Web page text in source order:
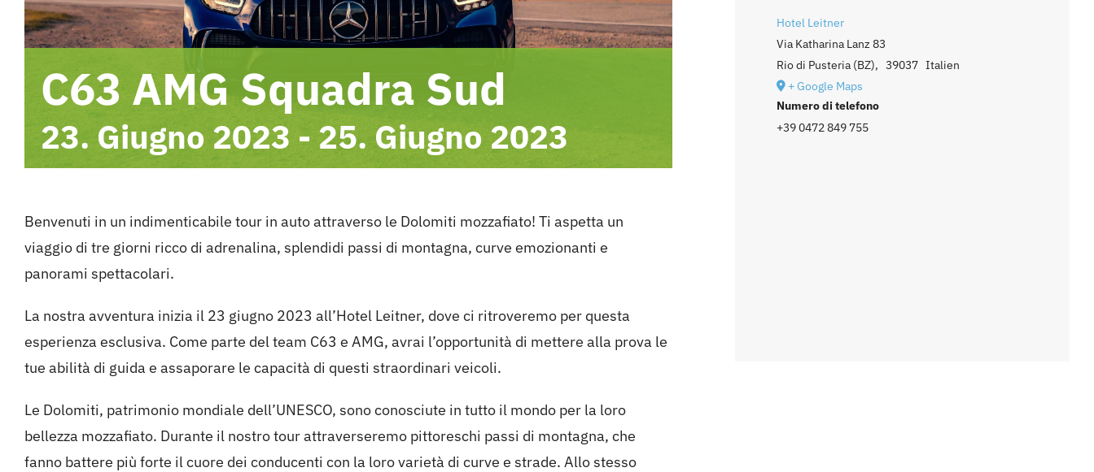
C63 AMG Squadra Sud
23. Giugno 2023 - 25. Giugno 2023
Benvenuti in un indimenticabile tour in auto attraverso le Dolomiti mozzafiato! Ti aspetta un
viaggio di tre giorni ricco di adrenalina, splendidi passi di montagna, curve emozionanti e
panorami spettacolari.
La nostra avventura inizia il 23 giugno 2023 all’Hotel Leitner, dove ci ritroveremo per questa
esperienza esclusiva. Come parte del team C63 e AMG, avrai l’opportunità di mettere alla prova le
tue abilità di guida e assaporare le capacità di questi straordinari veicoli.
Le Dolomiti, patrimonio mondiale dell’UNESCO, sono conosciute in tutto il mondo per la loro
bellezza mozzafiato. Durante il nostro tour attraverseremo pittoreschi passi di montagna, che
fanno battere più forte il cuore dei conducenti con la loro varietà di curve e strade. Allo stesso
Hotel Leitner
Via Katharina Lanz 83
Rio di Pusteria (BZ), 39037 Italien
+ Google Maps
Numero di telefono
+39 0472 849 755